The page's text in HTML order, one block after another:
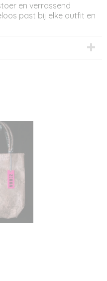
en verrassend
past bij elke outfit en